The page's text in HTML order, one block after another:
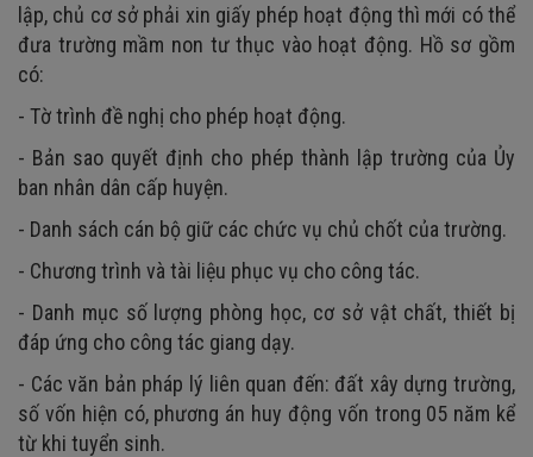
lập, chủ cơ sở phải xin giấy phép hoạt động thì mới có thể
đưa trường mầm non tư thục vào hoạt động. Hồ sơ gồm
có:
- Tờ trình đề nghị cho phép hoạt động.
- Bản sao quyết định cho phép thành lập trường của Ủy
ban nhân dân cấp huyện.
- Danh sách cán bộ giữ các chức vụ chủ chốt của trường.
- Chương trình và tài liệu phục vụ cho công tác.
- Danh mục số lượng phòng học, cơ sở vật chất, thiết bị
đáp ứng cho công tác giang dạy.
- Các văn bản pháp lý liên quan đến: đất xây dựng trường,
số vốn hiện có, phương án huy động vốn trong 05 năm kể
từ khi tuyển sinh.